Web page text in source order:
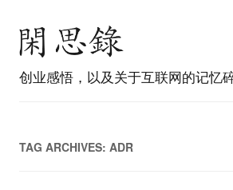
创业感悟，以及关于互联网的记忆
TAG ARCHIVES: ADR